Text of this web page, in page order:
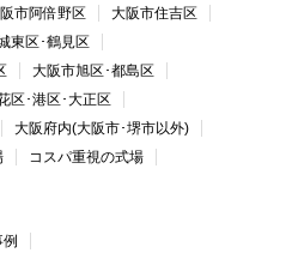
市阿倍野区
大阪市住吉区
東区･鶴見区
大阪市旭区･都島区
区･港区･大正区
大阪府内(大阪市･堺市以外)
コスパ重視の式場